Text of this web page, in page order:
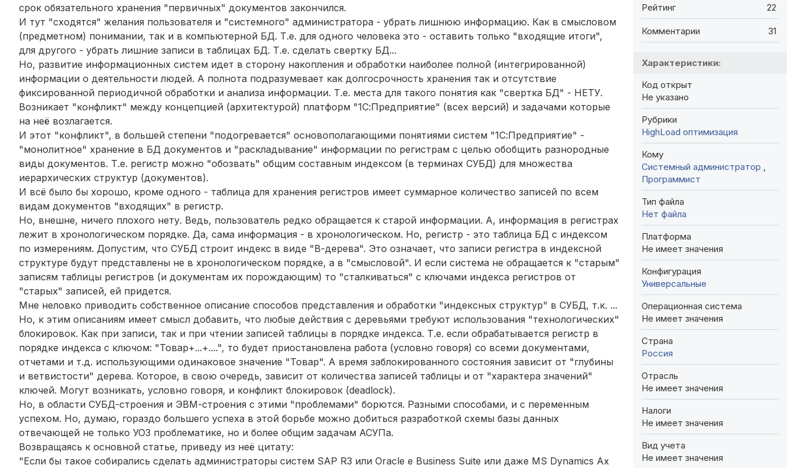
срок обязательного хранения "первичных" документов закончился.
И тут "сходятся" желания пользователя и "системного" администратора - убрать лишнюю информацию. Как в смысловом
(предметном) понимании, так и в компьютерной БД. Т.е. для одного человека это - оставить только "входящие итоги",
для другого - убрать лишние записи в таблицах БД. Т.е. сделать свертку БД...
Но, развитие информационных систем идет в сторону накопления и обработки наиболее полной (интегрированной)
информации о деятельности людей. А полнота подразумевает как долгосрочность хранения так и отсутствие
фиксированной периодичной обработки и анализа информации. Т.е. места для такого понятия как "свертка БД" - НЕТУ.
Возникает "конфликт" между концепцией (архитектурой) платформ "1С:Предприятие" (всех версий) и задачами которые
на неё возлагается.
И этот "конфликт", в большей степени "подогревается" основополагающими понятиями систем "1С:Предприятие" -
"монолитное" хранение в БД документов и "раскладывание" информации по регистрам с целью обобщить разнородные
виды документов. Т.е. регистр можно "обозвать" общим составным индексом (в терминах СУБД) для множества
иерархических структур (документов).
И всё было бы хорошо, кроме одного - таблица для хранения регистров имеет суммарное количество записей по всем
видам документов "входящих" в регистр.
Но, внешне, ничего плохого нету. Ведь, пользователь редко обращается к старой информации. А, информация в регистрах
лежит в хронологическом порядке. Да, сама информация - в хронологическом. Но, регистр - это таблица БД с индексом
по измерениям. Допустим, что СУБД строит индекс в виде "B-дерева". Это означает, что записи регистра в индексной
структуре будут представлены не в хронологическом порядке, а в "смысловой". И если система не обращается к "старым"
записям таблицы регистров (и документам их порождающим) то "сталкиваться" с ключами индекса регистров от
"старых" записей, ей придется.
Мне неловко приводить собственное описание способов представления и обработки "индексных структур" в СУБД, т.к. ...
Но, к этим описаниям имеет смысл добавить, что любые действия с деревьями требуют использования "технологических"
блокировок. Как при записи, так и при чтении записей таблицы в порядке индекса. Т.е. если обрабатывается регистр в
порядке индекса с ключом: "Товар+...+....", то будет приостановлена работа (условно говоря) со всеми документами,
отчетами и т.д. использующими одинаковое значение "Товар". А время заблокированного состояния зависит от "глубины
и ветвистости" дерева. Которое, в свою очередь, зависит от количества записей таблицы и от "характера значений"
ключей. Могут возникать, условно говоря, и конфликт блокировок (deadlock).
Но, в области СУБД-строения и ЭВМ-строения с этими "проблемами" борются. Разными способами, и с переменным
успехом. Но, думаю, гораздо большего успеха в этой борьбе можно добиться разработкой схемы базы данных
отвечающей не только УОЗ проблематике, но и более общим задачам АСУПа.
Возвращаясь к основной статье, приведу из неё цитату:
"Если бы такое собирались сделать администраторы систем SAP R3 или Oracle e Business Suite или даже MS Dynamics Ax
Рейтинг 22
Комментарии 31
Характеристики:
Код открыт
Не указано
Рубрики
HighLoad оптимизация
Кому
Системный администратор
Программист
Тип файла
Нет файла
Платформа
Не имеет значения
Конфигурация
Универсальные
Операционная система
Не имеет значения
Страна
Россия
Отрасль
Не имеет значения
Налоги
Не имеет значения
Вид учета
Не имеет значения